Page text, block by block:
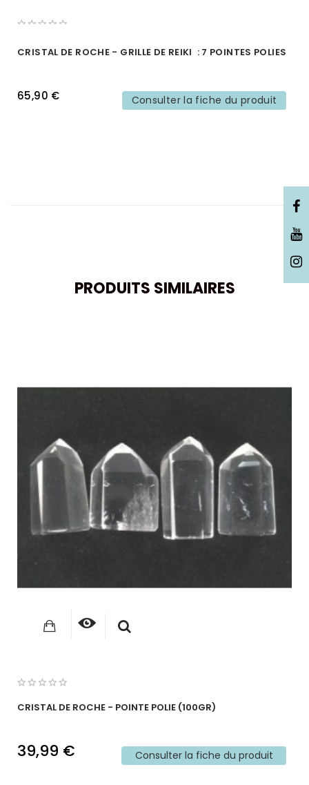
CRISTAL DE ROCHE - GRILLE DE REIKI : 7 POINTES POLIES
65,90 € Consulter la fiche du produit
PRODUITS SIMILAIRES
CRISTAL DE ROCHE - POINTE POLIE (100GR)
39,99 € Consulter la fiche du produit